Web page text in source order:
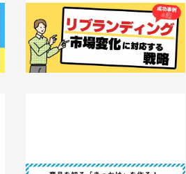
リブランディング成功事例4選｜市場
変化に対応する戦略
2025.04.25 事例